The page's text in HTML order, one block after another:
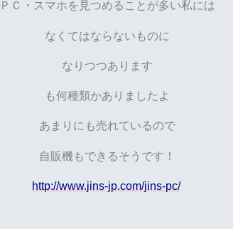
ＰＣ・スマホを見つめることが多い私には
なくてはならないものに
なりつつあります
も何種類かありましたよ
あまりにも売れているので
自販機もできるそうです！
http://www.jins-jp.com/jins-pc/